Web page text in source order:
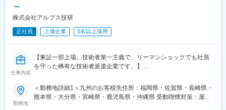
ヒューマノイド型ロボット用モータードライバー／M2M向けデュ
加速度/照度/温度/湿度）無線モジュール／高周波IC（25GHz～
大電流厚銅基板(100A)／他各種評価ボード、大規模FPGAボー
ド、CPUボード、I/Oボード など
■当社について
・主要顧客は大手エレクトロニクスメーカーの最先端開発部門に
～
株式会社アルプス技研
正社員 上場企業 5名以上採用
仕事内容
【東証一部上場。技術者第一主義で、リーマンショックでも社員
を守った稀有な技術者派遣企業です。】
事が気になる、話しを聞いてみたい等少しでもご興味があればぜ
ひご参加ください。
勤務地
＜勤務地詳細1＞九州のお客様先住所：福岡県・佐賀県・長崎県・
熊本県・大分県・宮崎県・鹿児島県・沖縄県 受動喫煙対策：屋内